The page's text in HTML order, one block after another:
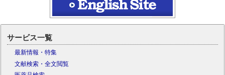
サービス一覧
最新情報・特集
文献検索・全文閲覧